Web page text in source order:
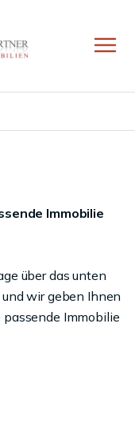
Immobilie
über das unten
wir geben Ihnen
Immobilie